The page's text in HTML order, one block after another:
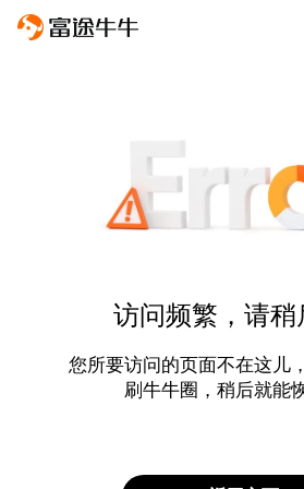
访问频繁，请稍
您所要访问的页面不在这儿
刷牛牛圈，稍后就能